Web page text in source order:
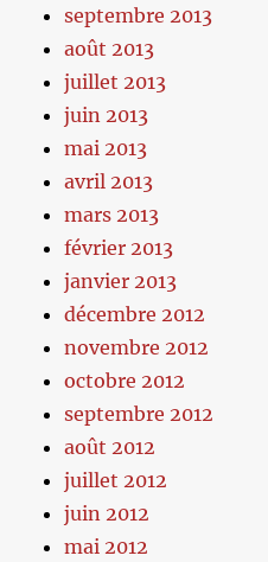
septembre 2013
août 2013
juillet 2013
juin 2013
mai 2013
avril 2013
mars 2013
février 2013
janvier 2013
décembre 2012
novembre 2012
octobre 2012
septembre 2012
août 2012
juillet 2012
juin 2012
mai 2012